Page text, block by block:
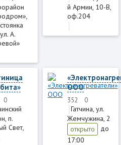
А.
й Армии, 10-В,
оф.204
0
п.
Свет,
ООО
352 0
Гатчина, ул.
Жемчужина, 2
открыто
до
17:00